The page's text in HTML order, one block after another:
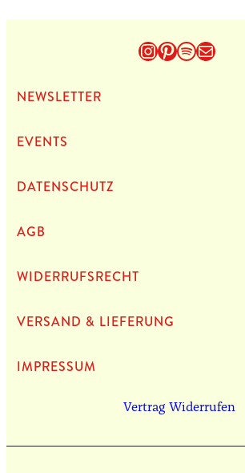
Instagram
Pinterest
Spotify
E-Mail
NEWS­LET­TER
EVENTS
DATEN­SCHUTZ
AGB
WIDERRUFSRECHT
VERSAND & LIEFERUNG
IMPRES­SUM
Vertrag Widerrufen